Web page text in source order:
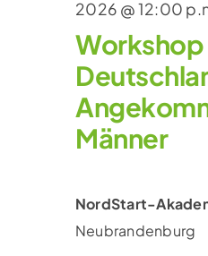
Workshop
Männer
2026 @ 12:00
NordStart-
Neubrandenburg